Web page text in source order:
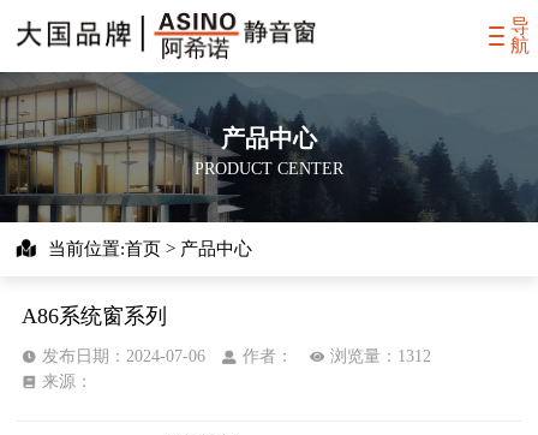
导
航
产品中心
PRODUCT CENTER
当前位置:首页 > 产品中心
A86系统窗系列
发布日期：2024-07-06 作者：
浏览量：1312
来源：